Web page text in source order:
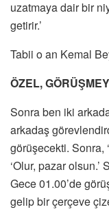
uzatmaya dair bir
getirir.’
Tabii o an Kemal
ÖZEL,
Sonra ben iki
arkadaş
görüşecekti. Sonra,
‘Olur, pazar
Gece 01.00’de
gelip bir çerçeve